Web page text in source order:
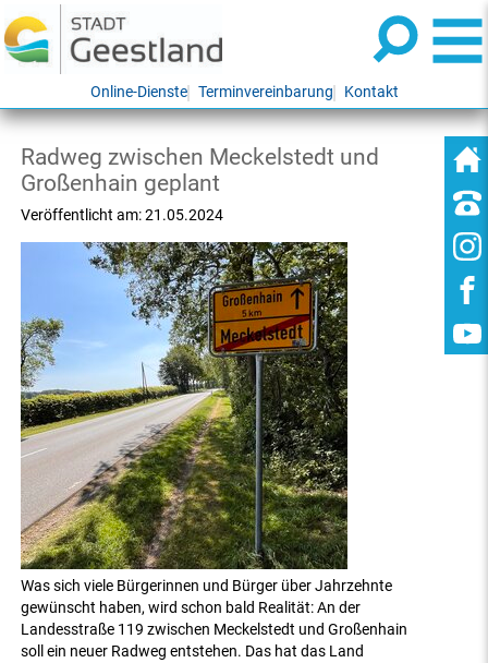
Online-Dienste Terminvereinbarung Kontakt
Radweg zwischen Meckelstedt und
Großenhain geplant
Veröffentlicht am:21.05.2024
Was sich viele Bürgerinnen und Bürger über Jahrzehnte
gewünscht haben, wird schon bald Realität: An der
Landesstraße 119 zwischen Meckelstedt und Großenhain
soll ein neuer Radweg entstehen. Das hat das Land